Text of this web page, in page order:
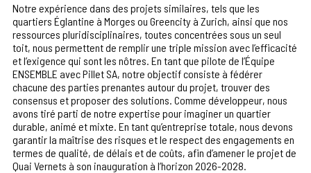
Notre expérience dans des projets similaires, tels que les
quartiers Églantine à Morges ou Greencity à Zurich, ainsi que nos
ressources pluridisciplinaires, toutes concentrées sous un seul
toit, nous permettent de remplir une triple mission avec l’efficacité
et l’exigence qui sont les nôtres. En tant que pilote de l’Équipe
ENSEMBLE avec Pillet SA, notre objectif consiste à fédérer
chacune des parties prenantes autour du projet, trouver des
consensus et proposer des solutions. Comme développeur, nous
avons tiré parti de notre expertise pour imaginer un quartier
durable, animé et mixte. En tant qu’entreprise totale, nous devons
garantir la maîtrise des risques et le respect des engagements en
termes de qualité, de délais et de coûts, afin d’amener le projet de
Quai Vernets à son inauguration à l’horizon 2026-2028.